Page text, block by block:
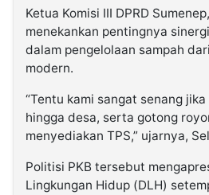
Ketua Komisi III DPRD
menekankan pentingnya
dalam pengelolaan sampah
modern.
“Tentu kami sangat senang
hingga desa, serta gotong
menyediakan TPS,” ujarnya,
Politisi PKB tersebut
Lingkungan Hidup (DLH)